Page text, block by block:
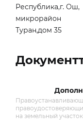
Республика,г. Ош,
микрорайон
Туран,дом 35
на земельный участок